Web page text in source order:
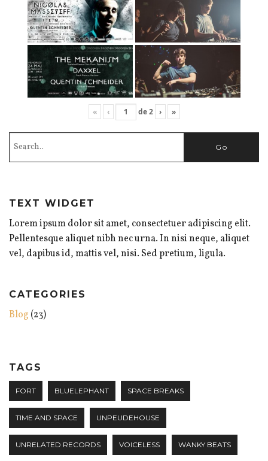
« ‹ de2 › »
TEXT WIDGET
Lorem ipsum dolor sit amet, consectetuer adipiscing elit.
Pellentesque aliquet nibh nec urna. In nisi neque, aliquet
vel, dapibus id, mattis vel, nisi. Sed pretium, ligula.
CATEGORIES
Blog (23)
TAGS
FORT BLUELEPHANT SPACE BREAKS
TIME AND SPACE UNPEUDEHOUSE
UNRELATED RECORDS VOICELESS WANKY BEATS